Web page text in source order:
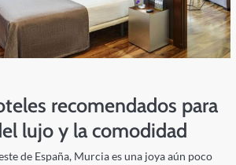
recomendados para
lujo y la comodidad
de España, Murcia es una joya aún poco